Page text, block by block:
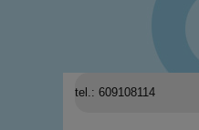
tel.: 609108114